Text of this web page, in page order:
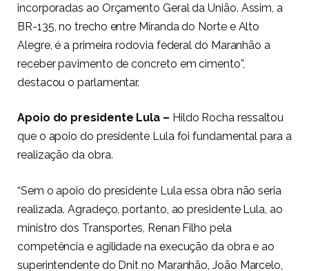
incorporadas ao Orçamento Geral da União. Assim, a
BR-135, no trecho entre Miranda do Norte e Alto
Alegre, é a primeira rodovia federal do Maranhão a
receber pavimento de concreto em cimento”,
destacou o parlamentar.
Apoio do presidente Lula – Hildo Rocha ressaltou
que o apoio do presidente Lula foi fundamental para a
realização da obra.
“Sem o apoio do presidente Lula essa obra não seria
realizada. Agradeço, portanto, ao presidente Lula, ao
ministro dos Transportes, Renan Filho pela
competência e agilidade na execução da obra e ao
superintendente do Dnit no Maranhão, João Marcelo,